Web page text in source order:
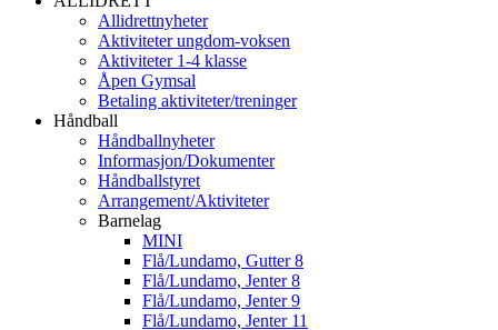
Allidrettnyheter
Aktiviteter ungdom-voksen
Aktiviteter 1-4 klasse
Åpen Gymsal
Betaling aktiviteter/treninger
Håndball
Håndballnyheter
Informasjon/Dokumenter
Håndballstyret
Arrangement/Aktiviteter
Barnelag
MINI
Flå/Lundamo, Gutter 8
Flå/Lundamo, Jenter 8
Flå/Lundamo, Jenter 9
Flå/Lundamo, Jenter 11